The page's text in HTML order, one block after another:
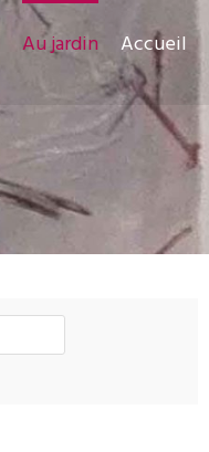
Au jardin Accueil